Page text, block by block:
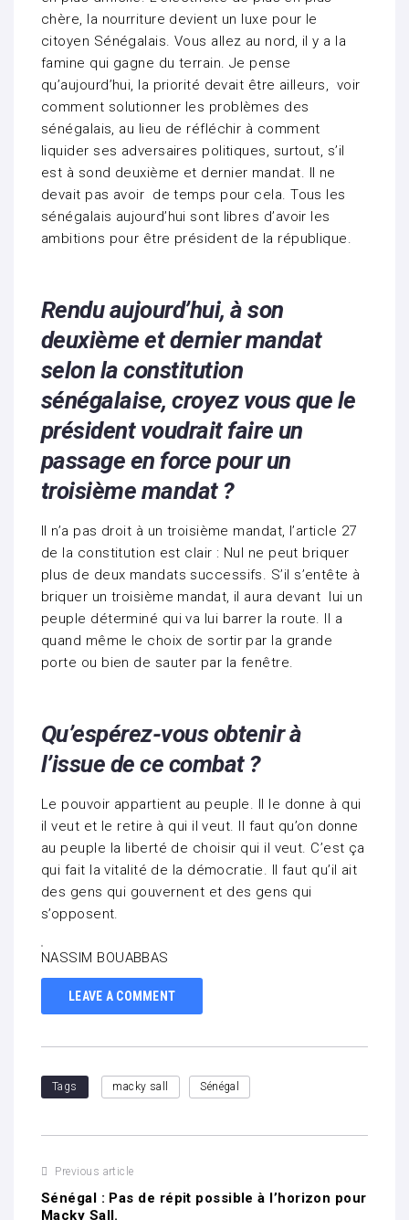
chère, la nourriture devient un luxe pour le
citoyen Sénégalais. Vous allez au nord, il y a la
famine qui gagne du terrain. Je pense
qu’aujourd’hui, la priorité devait être ailleurs, voir
comment solutionner les problèmes des
sénégalais, au lieu de réfléchir à comment
liquider ses adversaires politiques, surtout, s’il
est à sond deuxième et dernier mandat. Il ne
devait pas avoir de temps pour cela. Tous les
sénégalais aujourd’hui sont libres d’avoir les
ambitions pour être président de la république.
Rendu aujourd’hui, à son
deuxième et dernier mandat
selon la constitution
sénégalaise, croyez vous que le
président voudrait faire un
passage en force pour un
troisième mandat ?
Il n’a pas droit à un troisième mandat, l’article 27
de la constitution est clair : Nul ne peut briquer
plus de deux mandats successifs. S’il s’entête à
briquer un troisième mandat, il aura devant lui un
peuple déterminé qui va lui barrer la route. Il a
quand même le choix de sortir par la grande
porte ou bien de sauter par la fenêtre.
Qu’espérez-vous obtenir à
l’issue de ce combat ?
Le pouvoir appartient au peuple. Il le donne à qui
il veut et le retire à qui il veut. Il faut qu’on donne
au peuple la liberté de choisir qui il veut. C’est ça
qui fait la vitalité de la démocratie. Il faut qu’il ait
des gens qui gouvernent et des gens qui
s’opposent.
NASSIM BOUABBAS
LEAVE A COMMENT
Tags macky sall Sénégal
Previous article
Sénégal : Pas de répit possible à l’horizon pour
Macky Sall.